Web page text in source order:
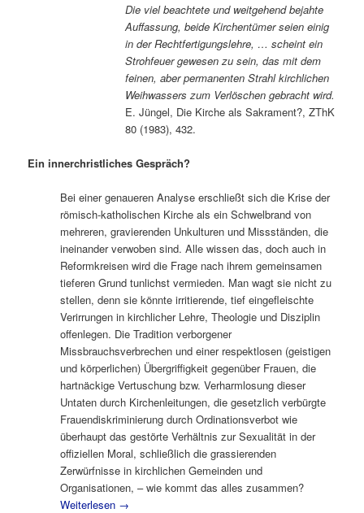
Die viel beachtete und weitgehend bejahte
Auffassung, beide Kirchentümer seien einig
in der Rechtfertigungslehre, … scheint ein
Strohfeuer gewesen zu sein, das mit dem
feinen, aber permanenten Strahl kirchlichen
Weihwassers zum Verlöschen gebracht wird.
E. Jüngel, Die Kirche als Sakrament?, ZThK
80 (1983), 432.
Ein innerchristliches Gespräch?
Bei einer genaueren Analyse erschließt sich die Krise der
römisch-katholischen Kirche als ein Schwelbrand von
mehreren, gravierenden Unkulturen und Missständen, die
ineinander verwoben sind. Alle wissen das, doch auch in
Reformkreisen wird die Frage nach ihrem gemeinsamen
tieferen Grund tunlichst vermieden. Man wagt sie nicht zu
stellen, denn sie könnte irritierende, tief eingefleischte
Verirrungen in kirchlicher Lehre, Theologie und Disziplin
offenlegen. Die Tradition verborgener
Missbrauchsverbrechen und einer respektlosen (geistigen
und körperlichen) Übergriffigkeit gegenüber Frauen, die
hartnäckige Vertuschung bzw. Verharmlosung dieser
Untaten durch Kirchenleitungen, die gesetzlich verbürgte
Frauendiskriminierung durch Ordinationsverbot wie
überhaupt das gestörte Verhältnis zur Sexualität in der
offiziellen Moral, schließlich die grassierenden
Zerwürfnisse in kirchlichen Gemeinden und
Organisationen, – wie kommt das alles zusammen?
Weiterlesen →